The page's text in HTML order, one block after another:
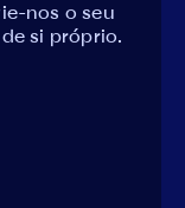
nos o seu
si próprio.